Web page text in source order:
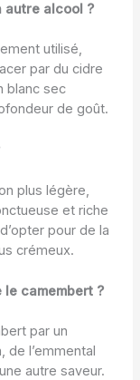
autre alcool ?
utilisé,
par du cidre
blanc sec
de goût.
plus légère,
et riche
pour de la
crémeux.
camembert ?
par un
l’emmental
autre saveur.